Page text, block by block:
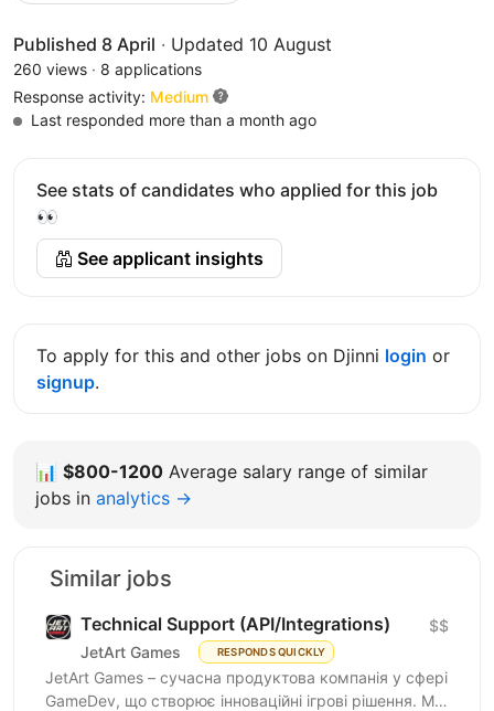
Published 8 April · Updated 10 August
260 views · 8 applications
Response activity: Medium
Last responded more than a month ago
See stats of candidates who applied for this job
👀
See applicant insights
To apply for this and other jobs on Djinni login or
signup.
📊 $800-1200 Average salary range of similar
jobs in analytics →
Similar jobs
Technical Support (API/Integrations)
JetArt Games RESPONDS QUICKLY
$$
JetArt Games – сучасна продуктова компанія у сфері
GameDev, що створює інноваційні ігрові рішення. Ми